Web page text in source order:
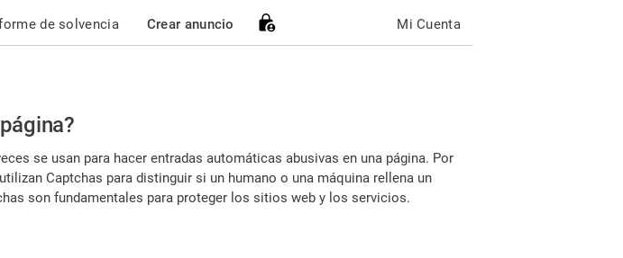
de solvencia Crear anuncio Mi Cuenta
se usan para hacer entradas automáticas abusivas en una página. Por
Captchas para distinguir si un humano o una máquina rellena un
son fundamentales para proteger los sitios web y los servicios.